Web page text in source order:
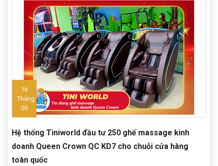
16
Tháng
05
Hệ thống Tiniworld đầu tư 250 ghế massage kinh
doanh Queen Crown QC KD7 cho chuỗi cửa hàng
toàn quốc